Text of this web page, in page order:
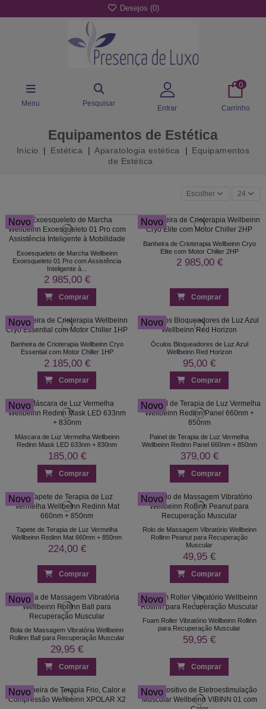
Desejos (0)
Menu Pesquisar
Entrar
0
Carrinho
Equipamentos de Estética
Início Estética Aparatologia estética
Equipamentos
de Estética
Escolher 24
Novo
Exoesqueleto de Marcha Wellbeinn
Exoesqueleto 01 Pro com Assistência
Inteligente à...
2 985,00 €
Comprar
Novo
Banheira de Crioterapia Wellbeinn Cryo
Elite com Motor Chiller 2HP
2 985,00 €
Comprar
Novo
Banheira de Crioterapia Wellbeinn Cryo
Essential com Motor Chiller 1HP
2 185,00 €
Comprar
Novo
Óculos Bloqueadores de Luz Azul
Wellbeinn Red Horizon
95,00 €
Comprar
Novo
Máscara de Luz Vermelha Wellbeinn
Redinn Mask LED 633nm + 830nm
185,00 €
Comprar
Novo
Painel de Terapia de Luz Vermelha
Wellbeinn Redinn Panel 660nm + 850nm
379,00 €
Comprar
Novo
Tapete de Terapia de Luz Vermelha
Wellbeinn Redinn Mat 660nm + 850nm
224,00 €
Comprar
Novo
Rolo de Massagem Vibratório Wellbeinn
Rollinn Peanut para Recuperação
Muscular
49,95 €
Comprar
Novo
Bola de Massagem Vibratória Wellbeinn
Rollinn Ball para Recuperação Muscular
29,95 €
Comprar
Novo
Foam Roller Vibratório Wellbeinn Rollinn
para Recuperação Muscular
59,95 €
Comprar
Novo Novo